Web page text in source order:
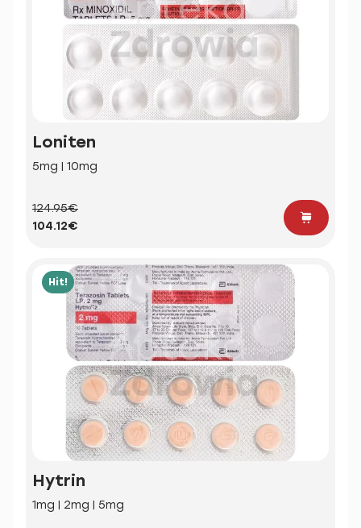
Loniten
5mg | 10mg
124.95€
104.12€
Hit!
Hytrin
1mg | 2mg | 5mg